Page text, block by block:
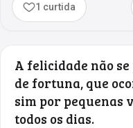
1 curtida
A felicidade não
de fortuna, que
sim por pequenas
todos os dias.